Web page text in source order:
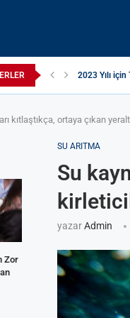
Suyun TDS
kıtlaştıkça, ortaya çıkan
SU ARITMA
Su
yazarAdmin
Zor